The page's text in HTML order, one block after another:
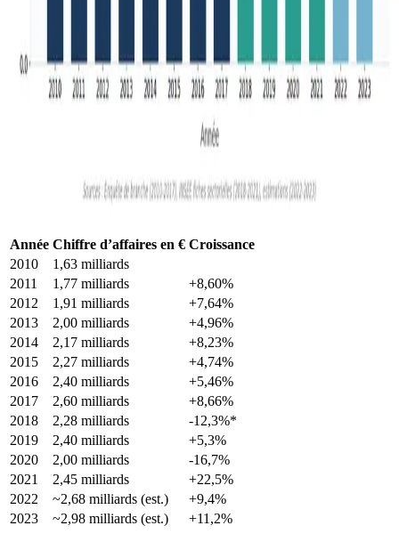
Année Chiffre d’affaires en € Croissance
2010
1,63 milliards
2011
1,77 milliards
+8,60%
2012
1,91 milliards
+7,64%
2013
2,00 milliards
+4,96%
2014
2,17 milliards
+8,23%
2015
2,27 milliards
+4,74%
2016
2,40 milliards
+5,46%
2017
2,60 milliards
+8,66%
2018
2,28 milliards
-12,3%*
2019
2,40 milliards
+5,3%
2020
2,00 milliards
-16,7%
2021
2,45 milliards
+22,5%
2022
~2,68 milliards (est.)
+9,4%
2023
~2,98 milliards (est.) +11,2%